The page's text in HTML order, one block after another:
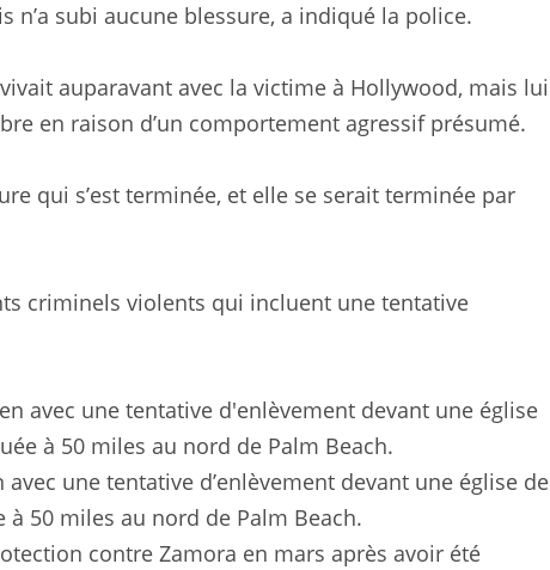
n’a subi aucune blessure, a indiqué la police.
auparavant avec la victime à Hollywood, mais lui
en raison d’un comportement agressif présumé.
qui s’est terminée, et elle se serait terminée par
criminels violents qui incluent une tentative
une tentative d’enlèvement devant une église de
50 miles au nord de Palm Beach.
contre Zamora en mars après avoir été